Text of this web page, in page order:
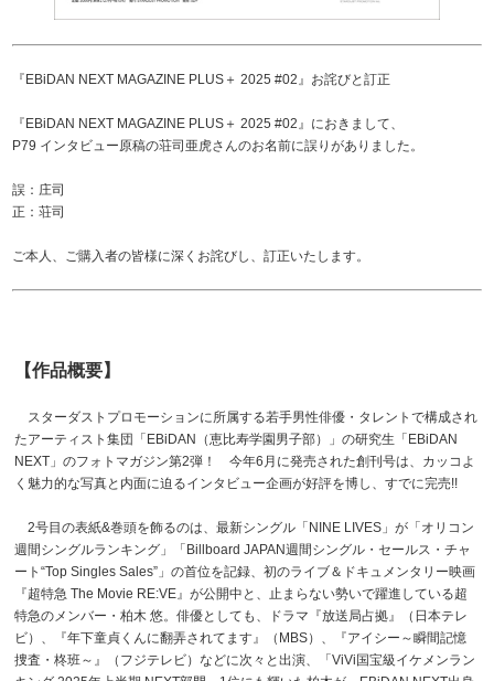
『EBiDAN NEXT MAGAZINE PLUS＋ 2025 #02』お詫びと訂正
『EBiDAN NEXT MAGAZINE PLUS＋ 2025 #02』におきまして、
P79 インタビュー原稿の荘司亜虎さんのお名前に誤りがありました。
誤：庄司
正：荘司
ご本人、ご購入者の皆様に深くお詫びし、訂正いたします。
【作品概要】
スターダストプロモーションに所属する若手男性俳優・タレントで構成され
たアーティスト集団「EBiDAN（恵比寿学園男子部）」の研究生「EBiDAN
NEXT」のフォトマガジン第2弾！ 今年6月に発売された創刊号は、カッコよ
く魅力的な写真と内面に迫るインタビュー企画が好評を博し、すでに完売!!
2号目の表紙&巻頭を飾るのは、最新シングル「NINE LIVES」が「オリコン
週間シングルランキング」「Billboard JAPAN週間シングル・セールス・チャ
ート“Top Singles Sales”」の首位を記録、初のライブ＆ドキュメンタリー映画
『超特急 The Movie RE:VE』が公開中と、止まらない勢いで躍進している超
特急のメンバー・柏木 悠。俳優としても、ドラマ『放送局占拠』（日本テレ
ビ）、『年下童貞くんに翻弄されてます』（MBS）、『アイシー～瞬間記憶
捜査・柊班～』（フジテレビ）などに次々と出演、「ViVi国宝級イケメンラン